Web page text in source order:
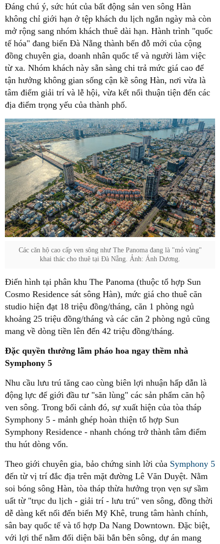
Đáng chú ý, sức hút của bất động sản ven sông Hàn
không chỉ giới hạn ở tệp khách du lịch ngắn ngày mà còn
mở rộng sang nhóm khách thuê dài hạn. Hành trình "quốc
tế hóa" đang biến Đà Nẵng thành bến đỗ mới của cộng
đồng chuyên gia, doanh nhân quốc tế và người làm việc
từ xa. Nhóm khách này sẵn sàng chi trả mức giá cao để
tận hưởng không gian sống cận kề sông Hàn, nơi vừa là
tâm điểm giải trí và lễ hội, vừa kết nối thuận tiện đến các
địa điểm trọng yếu của thành phố.
Các căn hộ cao cấp ven sông như The Panoma đang là "mỏ vàng"
khai thác cho thuê tại Đà Nẵng. Ảnh: Ánh Dương.
Điển hình tại phân khu The Panoma (thuộc tổ hợp Sun
Cosmo Residence sát sông Hàn), mức giá cho thuê căn
studio hiện đạt 18 triệu đồng/tháng, căn 1 phòng ngủ
khoảng 25 triệu đồng/tháng và các căn 2 phòng ngủ cũng
mang về dòng tiền lên đến 42 triệu đồng/tháng.
Đặc quyền thưởng lãm pháo hoa ngay thềm nhà
Symphony 5
Nhu cầu lưu trú tăng cao cùng biên lợi nhuận hấp dẫn là
động lực để giới đầu tư "săn lùng" các sản phẩm căn hộ
ven sông. Trong bối cảnh đó, sự xuất hiện của tòa tháp
Symphony 5 - mảnh ghép hoàn thiện tổ hợp Sun
Symphony Residence - nhanh chóng trở thành tâm điểm
thu hút dòng vốn.
Theo giới chuyên gia, bảo chứng sinh lời của Symphony 5
đến từ vị trí đắc địa trên mặt đường Lê Văn Duyệt. Nằm
soi bóng sông Hàn, tòa tháp thừa hưởng trọn vẹn sự sầm
uất từ "trục du lịch - giải trí - lưu trú" ven sông, đồng thời
dễ dàng kết nối đến biển Mỹ Khê, trung tâm hành chính,
sân bay quốc tế và tổ hợp Da Nang Downtown. Đặc biệt,
với lợi thế nằm đối diện bãi bắn bên sông, dự án mang